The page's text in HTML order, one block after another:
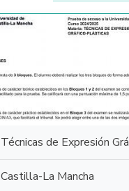
Técnicas de Expresión Gráfico Plástica
Castilla-La Mancha